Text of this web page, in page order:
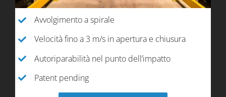
Avvolgimento a spirale
Velocità fino a 3 m/s in apertura e chiusura
Autoriparabilità nel punto dell’impatto
Patent pending